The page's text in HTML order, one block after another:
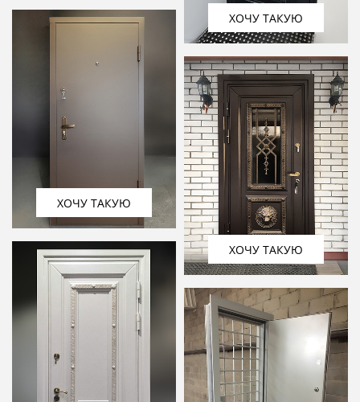
ХОЧУ ТАКУЮ
ХОЧУ ТАКУЮ
ХОЧУ ТАКУЮ